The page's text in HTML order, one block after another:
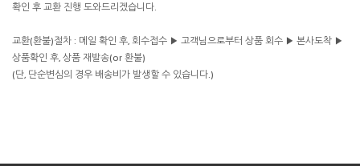
확인 후 교환 진행 도와드리겠습니다.
교환(환불)절차 : 메일 확인 후, 회수접수 ▶ 고객님으로부터 상품 회수 ▶ 본사도착 ▶
상품확인 후, 상품 재발송(or 환불)
(단, 단순변심의 경우 배송비가 발생할 수 있습니다.)